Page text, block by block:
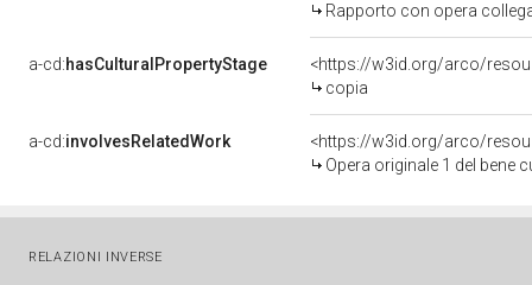
Rapporto con opera
a-cd:hasCulturalPropertyStage
<https://w3id.org/arco/
copia
a-cd:involvesRelatedWork
<https://w3id.org/arco/
Opera originale 1 del bene
RELAZIONI INVERSE